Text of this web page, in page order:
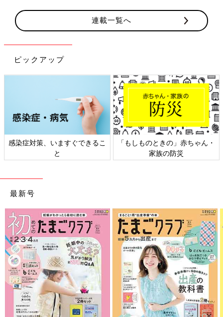
連載一覧へ
ピックアップ
感染症対策、いますぐできるこ
と
「もしものときの」赤ちゃん・
家族の防災
最新号